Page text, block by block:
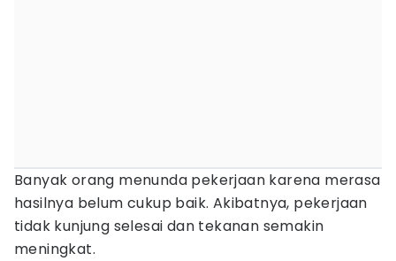
Banyak orang menunda pekerjaan karena merasa
hasilnya belum cukup baik. Akibatnya, pekerjaan
tidak kunjung selesai dan tekanan semakin
meningkat.